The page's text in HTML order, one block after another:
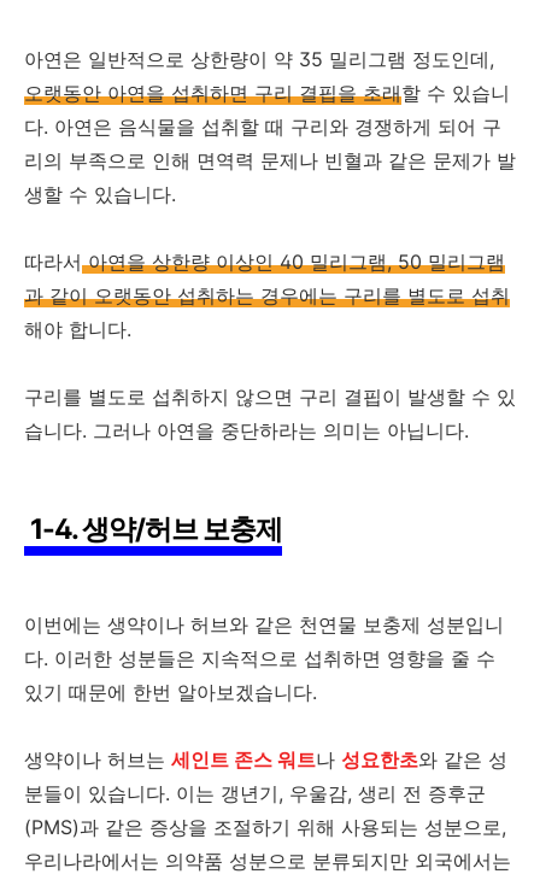
아연은 일반적으로 상한량이 약 35 밀리그램 정도인데,
오랫동안 아연을 섭취하면 구리 결핍을 초래할 수 있습니
다. 아연은 음식물을 섭취할 때 구리와 경쟁하게 되어 구
리의 부족으로 인해 면역력 문제나 빈혈과 같은 문제가 발
생할 수 있습니다.
따라서아연을 상한량 이상인 40 밀리그램, 50 밀리그램
과 같이 오랫동안 섭취하는 경우에는 구리를 별도로 섭취
해야 합니다.
구리를 별도로 섭취하지 않으면 구리 결핍이 발생할 수 있
습니다. 그러나 아연을 중단하라는 의미는 아닙니다.
1-4. 생약/허브 보충제
이번에는 생약이나 허브와 같은 천연물 보충제 성분입니
다. 이러한 성분들은 지속적으로 섭취하면 영향을 줄 수
있기 때문에 한번 알아보겠습니다.
생약이나 허브는 세인트 존스 워트나 성요한초와 같은 성
분들이 있습니다. 이는 갱년기, 우울감, 생리 전 증후군
(PMS)과 같은 증상을 조절하기 위해 사용되는 성분으로,
우리나라에서는 의약품 성분으로 분류되지만 외국에서는